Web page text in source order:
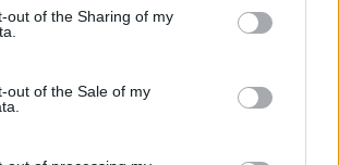
visit or usage behaviour. You may click to
to Google and its third-party tags to
below specified purposes in below Google
out of the Sharing of my
out of the Sale of my
τα μαχαίρια στην Ελπίδα
«Καρυστιανού,
Γαλανός μετέτρεψαν το
κι όμως αληθινό -
τα τακτικά ραντεβού του